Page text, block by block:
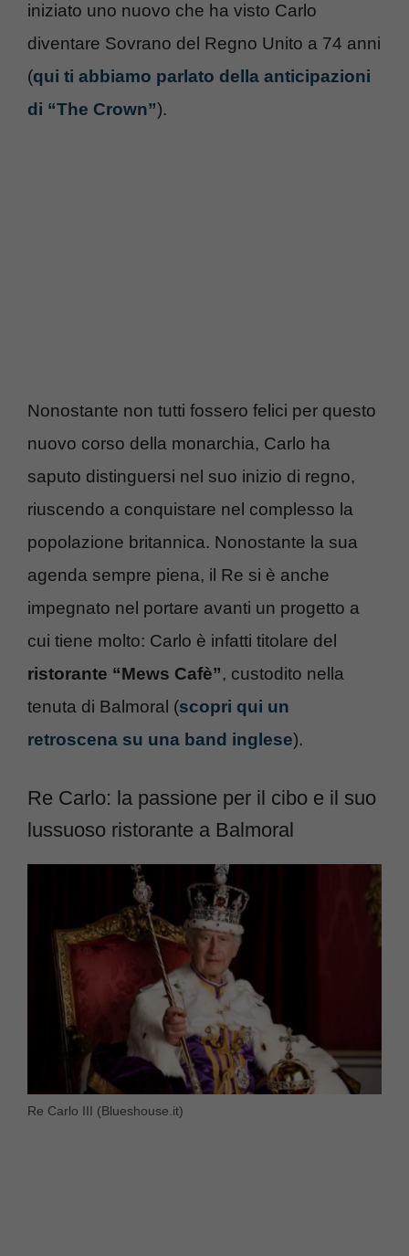
iniziato uno nuovo che ha visto Carlo
diventare Sovrano del Regno Unito a 74 anni
(qui ti abbiamo parlato della anticipazioni
di “The Crown”).
Nonostante non tutti fossero felici per questo
nuovo corso della monarchia, Carlo ha
saputo distinguersi nel suo inizio di regno,
riuscendo a conquistare nel complesso la
popolazione britannica. Nonostante la sua
agenda sempre piena, il Re si è anche
impegnato nel portare avanti un progetto a
cui tiene molto: Carlo è infatti titolare del
ristorante “Mews Cafè”, custodito nella
tenuta di Balmoral (scopri qui un
retroscena su una band inglese).
Re Carlo: la passione per il cibo e il suo
lussuoso ristorante a Balmoral
Re Carlo III (Blueshouse.it)